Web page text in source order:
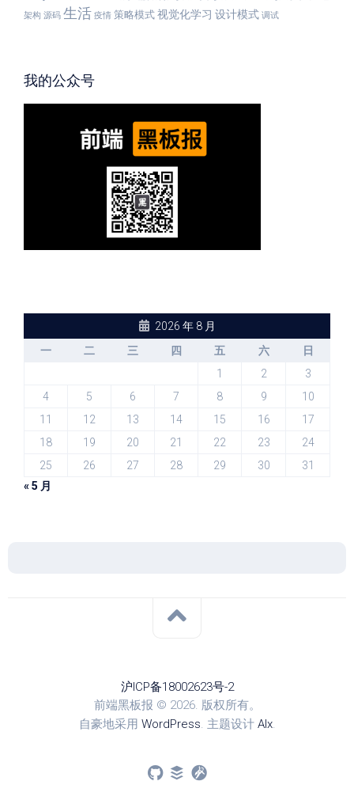
架构 源码 生活 疫情 策略模式 视觉化学习 设计模式 调试
我的公众号
2026 年 8 月
一
二 三 四 五 六
日
1
2
3
4
5 6 7 8 9
10
11
12 13 14 15 16
17
18
19 20 21 22 23
24
25
26 27 28 29 30
31
« 5 月
沪ICP备18002623号-2
前端黑板报 © 2026. 版权所有。
自豪地采用 WordPress. 主题设计 Alx.